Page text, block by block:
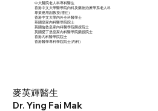
麥英輝醫生
Dr. Ying Fai Mak
中大醫院老人科專科醫生
香港中文大學醫學院內科及藥物治療學系老人科
專業應用副教授(禮任)
香港中文大學內外全科醫學士
英國皇家內科醫學院院士
英國倫敦皇家內科醫學院榮授院士
英國愛丁堡皇家內科醫學院榮授院士
香港內科醫學院院士
香港醫學專科學院院士(內科)